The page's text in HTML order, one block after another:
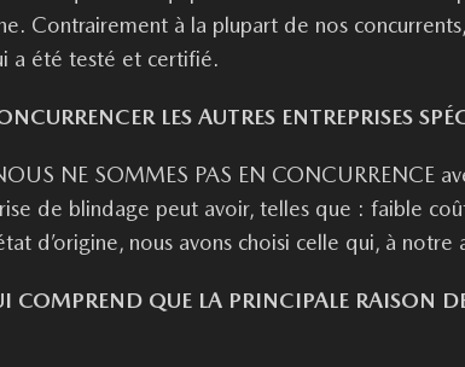
Contrairement à la plupart de nos
a été testé et certifié.
LES AUTRES ENTREPRISES
NE SOMMES PAS EN CONCURRENCE
de blindage peut avoir, telles que : faible
d’origine, nous avons choisi celle qui, à
COMPREND QUE LA PRINCIPALE RAISON